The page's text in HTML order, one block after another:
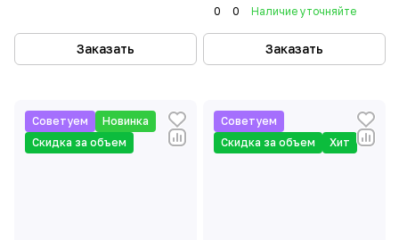
Заказать
0 0 Наличие уточняйте
Заказать
Советуем
Новинка
Скидка за объем
Советуем
Скидка за объем
Хит